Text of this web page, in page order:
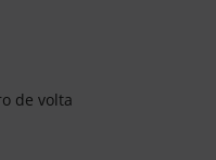
de volta